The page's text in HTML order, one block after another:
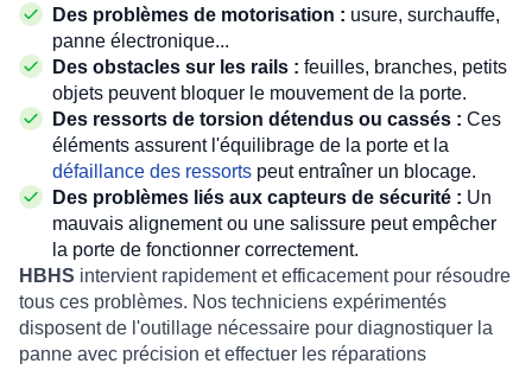
Des problèmes de motorisation : usure, surchauffe,
panne électronique...
Des obstacles sur les rails : feuilles, branches, petits
objets peuvent bloquer le mouvement de la porte.
Des ressorts de torsion détendus ou cassés : Ces
éléments assurent l'équilibrage de la porte et la
défaillance des ressorts peut entraîner un blocage.
Des problèmes liés aux capteurs de sécurité : Un
mauvais alignement ou une salissure peut empêcher
la porte de fonctionner correctement.
HBHS intervient rapidement et efficacement pour résoudre
tous ces problèmes. Nos techniciens expérimentés
disposent de l'outillage nécessaire pour diagnostiquer la
panne avec précision et effectuer les réparations